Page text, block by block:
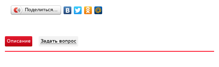
Поделиться…
Описание Задать вопрос